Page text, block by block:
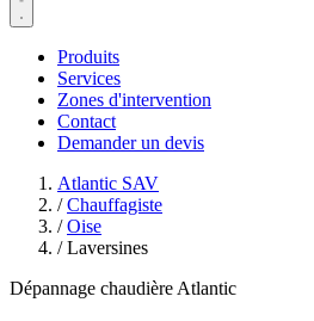
Produits
Services
Zones d'intervention
Contact
Demander un devis
Atlantic SAV
/ Chauffagiste
/ Oise
/ Laversines
Dépannage chaudière Atlantic